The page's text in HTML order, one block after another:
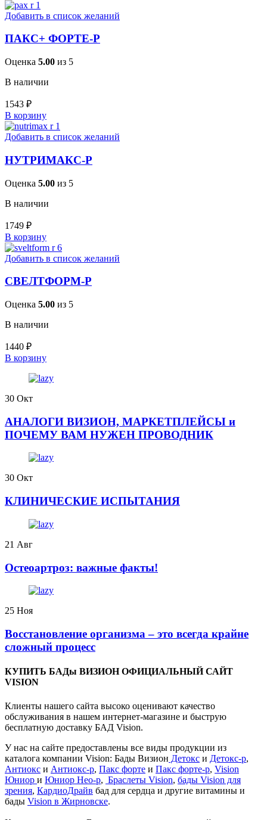
Добавить в список желаний
ПАКС+ ФОРТЕ-Р
Оценка 5.00 из 5
В наличии
1543 ₽
В корзину
Добавить в список желаний
НУТРИМАКС-Р
Оценка 5.00 из 5
В наличии
1749 ₽
В корзину
Добавить в список желаний
СВЕЛТФОРМ-Р
Оценка 5.00 из 5
В наличии
1440 ₽
В корзину
30 Окт
АНАЛОГИ ВИЗИОН, МАРКЕТПЛЕЙСЫ и
ПОЧЕМУ ВАМ НУЖЕН ПРОВОДНИК
30 Окт
КЛИНИЧЕСКИЕ ИСПЫТАНИЯ
21 Авг
️Остеоартроз: важные факты!
25 Ноя
Восстановление организма – это всегда крайне
сложный процесс
КУПИТЬ БАДы ВИЗИОН ОФИЦИАЛЬНЫЙ САЙТ
VISION
Клиенты нашего сайта высоко оценивают качество
обслуживания в нашем интернет-магазине и быструю
бесплатную доставку БАД Vision.
У нас на сайте предоставлены все виды продукции из
каталога компании Vision: Бады Визион Детокс и Детокс-р,
Антиокс и Антиокс-р, Пакс форте и Пакс форте-р, Vision
Юниор и Юниор Нео-р, Браслеты Vision, бады Vision для
зрения, КардиоДрайв бад для сердца и другие витамины и
бады Vision в Жирновске.